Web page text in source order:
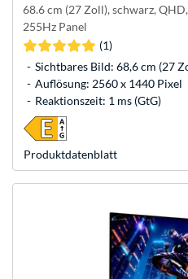
68.6 cm (27 Zoll), schwarz,
255Hz Panel
(1)
Sichtbares Bild: 68,6 cm (27
Auflösung: 2560 x 1440 Pixel
Reaktionszeit: 1 ms (GtG)
Produkt­datenblatt